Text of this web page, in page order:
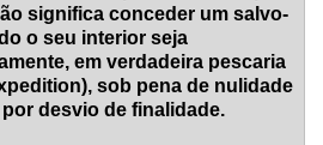
significa conceder um salvo-
o seu interior seja
em verdadeira pescaria
sob pena de nulidade
desvio de finalidade.